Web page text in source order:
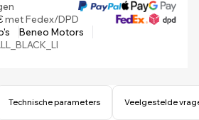
met Fedex/DPD
Beneo Motors
Technische parameters Veelgestelde